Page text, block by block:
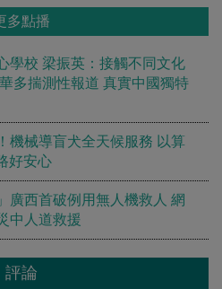
多點播
學校 梁振英：接觸不同文化
多揣測性報道 真實中國獨特
機械導盲犬全天候服務 以算
好安心
廣西首破例用無人機救人 網
中人道救援
評論